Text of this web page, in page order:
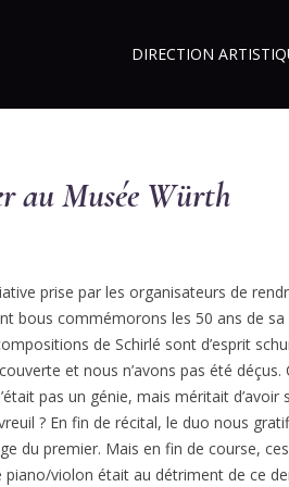
DIRECTION
au Musée Würth
prise par les organisateurs de
bous commémorons les 50 ans de
de Schirlé sont d’esprit
et nous n’avons pas été
pas un génie, mais méritait
? En fin de récital, le duo nous
du premier. Mais en fin de course,
piano/violon était au détriment de ce